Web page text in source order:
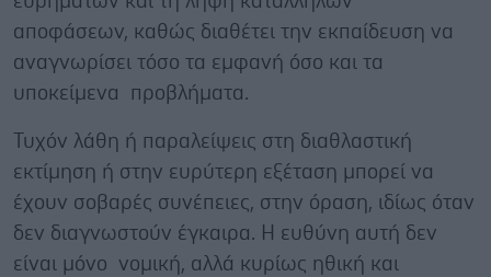
αποφάσεων, καθώς διαθέτει την εκπαίδευση να
αναγνωρίσει τόσο τα εμφανή όσο και τα
υποκείμενα προβλήματα.
Τυχόν λάθη ή παραλείψεις στη διαθλαστική
εκτίμηση ή στην ευρύτερη εξέταση μπορεί να
έχουν σοβαρές συνέπειες, στην όραση, ιδίως όταν
δεν διαγνωστούν έγκαιρα. Η ευθύνη αυτή δεν
είναι μόνο νομική, αλλά κυρίως ηθική και